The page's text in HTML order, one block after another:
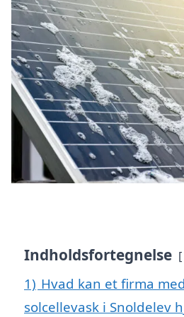
Indholdsfortegnelse
1) Hvad kan et firma
solcellevask i Snoldelev